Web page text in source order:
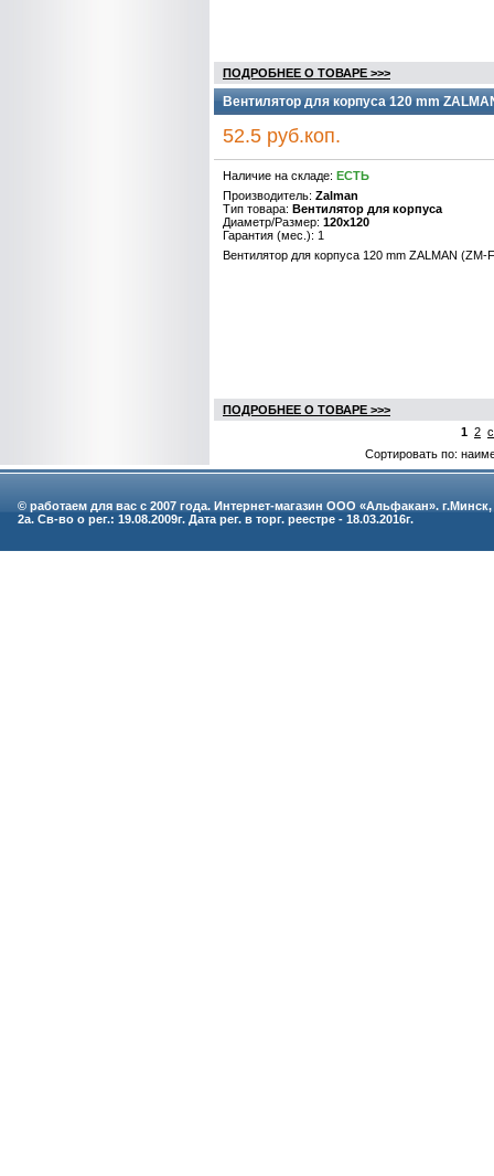
ПОДРОБНЕЕ О ТОВАРЕ >>>
Вентилятор для корпуса 120 mm
52.5 руб.коп.
Наличие на складе: ЕСТЬ
Производитель: Zalman
Тип товара: Вентилятор для корпуса
Диаметр/Размер: 120x120
Гарантия (мес.): 1
Вентилятор для корпуса 120 mm ZALMAN (ZM-
ПОДРОБНЕЕ О ТОВАРЕ >>>
1 2
Сортировать по:
© работаем для вас с 2007 года. Интернет-магазин ООО «Альфакан».
2а. Св-во о рег.: 19.08.2009г. Дата рег. в торг. реестре - 18.03.2016г.